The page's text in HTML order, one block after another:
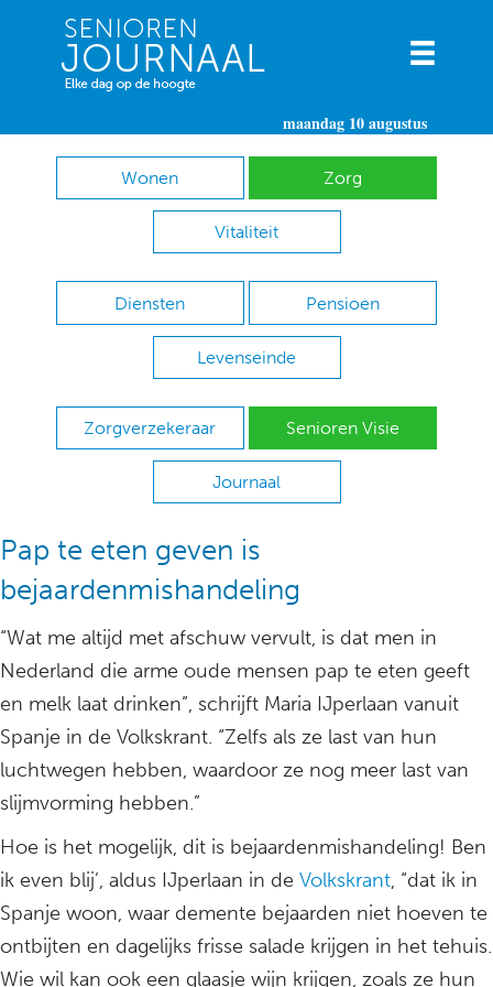
maandag 10 augustus
Wonen Zorg
Vitaliteit
Diensten Pensioen
Levenseinde
Zorgverzekeraar Senioren Visie
Journaal
Pap te eten geven is
bejaardenmishandeling
“Wat me altijd met afschuw vervult, is dat men in
Nederland die arme oude mensen pap te eten geeft
en melk laat drinken”, schrijft Maria IJperlaan vanuit
Spanje in de Volkskrant. “Zelfs als ze last van hun
luchtwegen hebben, waardoor ze nog meer last van
slijmvorming hebben.”
Hoe is het mogelijk, dit is bejaardenmishandeling! Ben
ik even blij’, aldus IJperlaan in de Volkskrant, “dat ik in
Spanje woon, waar demente bejaarden niet hoeven te
ontbijten en dagelijks frisse salade krijgen in het tehuis.
Wie wil kan ook een glaasje wijn krijgen, zoals ze hun